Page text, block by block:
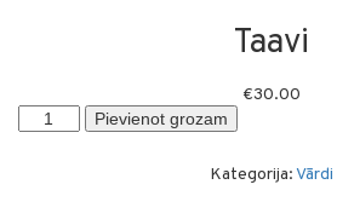
Taavi
€30.00
Taavi
daudzums
Pievienot grozam
Kategorija:Vārdi